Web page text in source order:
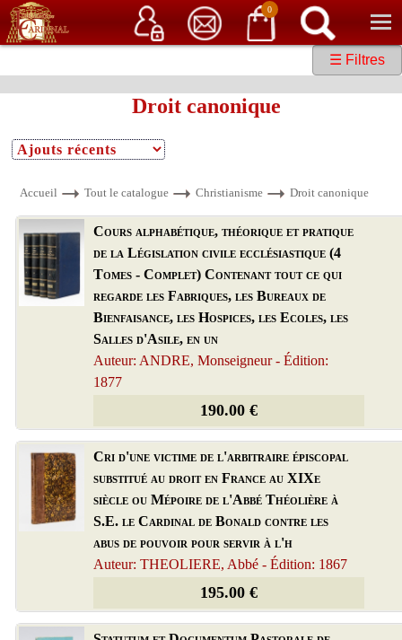
0
Service client 06 15 37 15 37 Librairie de livres anciens & rares
☰ Filtres
Droit canonique
Accueil Tout le catalogue Christianisme Droit canonique
Cours alphabétique, théorique et pratique
de la Législation civile ecclésiastique (4
Tomes - Complet) Contenant tout ce qui
regarde les Fabriques, les Bureaux de
Bienfaisance, les Hospices, les Ecoles, les
Salles d'Asile, en un
Auteur: ANDRE, Monseigneur - Édition:
1877
190.00 €
Cri d'une victime de l'arbitraire épiscopal
substitué au droit en France au XIXe
siècle ou Mépoire de l'Abbé Théolière à
S.E. le Cardinal de Bonald contre les
abus de pouvoir pour servir à l'h
Auteur: THEOLIERE, Abbé - Édition: 1867
195.00 €